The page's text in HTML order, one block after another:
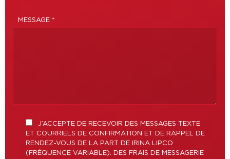
MESSAGE *
J’ACCEPTE DE RECEVOIR DES MESSAGES TEXTE
ET COURRIELS DE CONFIRMATION ET DE RAPPEL DE
RENDEZ-VOUS DE LA PART DE IRINA LIPCO
(FRÉQUENCE VARIABLE). DES FRAIS DE MESSAGERIE